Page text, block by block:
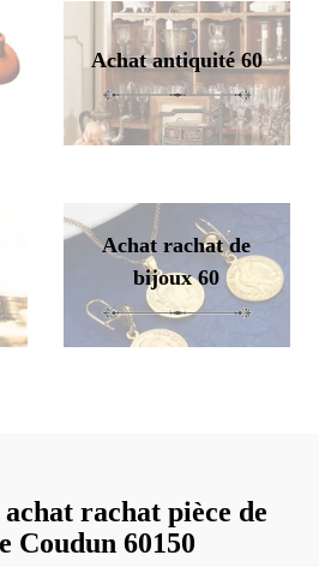
Achat antiquité 60
Achat rachat de
bijoux 60
rachat pièce de
Coudun 60150